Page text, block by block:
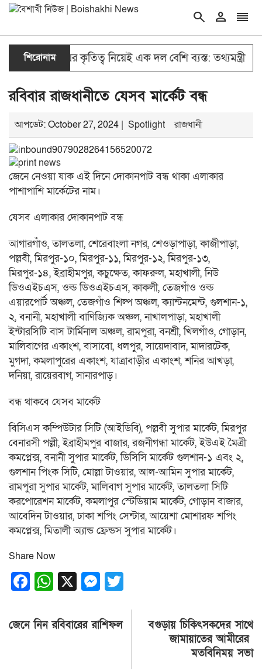
search person reorder
শিরোনাম
double_arrowজুলাইয়ের কৃতিত্ব নিয়েই এক দল বেশি ব্যস্ত: তথ্যমন্ত্রী double_arrow
রবিবার রাজধানীতে যেসব মার্কেট বন্ধ
আপডেট: October 27, 2024 | Spotlight রাজধানী
জেনে নেওয়া যাক এই দিনে দোকানপাট বন্ধ থাকা এলাকার
পাশাপাশি মার্কেটের নাম।
যেসব এলাকার দোকানপাট বন্ধ
আগারগাঁও, তালতলা, শেরেবাংলা নগর, শেওড়াপাড়া, কাজীপাড়া,
পল্লবী, মিরপুর-১০, মিরপুর-১১, মিরপুর-১২, মিরপুর-১৩,
মিরপুর-১৪, ইব্রাহীমপুর, কচুক্ষেত, কাফরুল, মহাখালী, নিউ
ডিওএইচএস, ওল্ড ডিওএইচএস, কাকলী, তেজগাঁও ওল্ড
এয়ারপোর্ট অঞ্চল, তেজগাঁও শিল্প অঞ্চল, ক্যান্টনমেন্ট, গুলশান-১,
২, বনানী, মহাখালী বাণিজ্যিক অঞ্চল, নাখালপাড়া, মহাখালী
ইন্টারসিটি বাস টার্মিনাল অঞ্চল, রামপুরা, বনশ্রী, খিলগাঁও, গোড়ান,
মালিবাগের একাংশ, বাসাবো, ধলপুর, সায়েদাবাদ, মাদারটেক,
মুগদা, কমলাপুরের একাংশ, যাত্রাবাড়ীর একাংশ, শনির আখড়া,
দনিয়া, রায়েরবাগ, সানারপাড়।
বন্ধ থাকবে যেসব মার্কেট
বিসিএস কম্পিউটার সিটি (আইডিবি), পল্লবী সুপার মার্কেট, মিরপুর
বেনারসী পল্লী, ইব্রাহীমপুর বাজার, রজনীগন্ধা মার্কেট, ইউএই মৈত্রী
কমপ্লেক্স, বনানী সুপার মার্কেট, ডিসিসি মার্কেট গুলশান-১ এবং ২,
গুলশান পিংক সিটি, মোল্লা টাওয়ার, আল-আমিন সুপার মার্কেট,
রামপুরা সুপার মার্কেট, মালিবাগ সুপার মার্কেট, তালতলা সিটি
করপোরেশন মার্কেট, কমলাপুর স্টেডিয়াম মার্কেট, গোড়ান বাজার,
আবেদিন টাওয়ার, ঢাকা শপিং সেন্টার, আয়েশা মোশারফ শপিং
কমপ্লেক্স, মিতালী অ্যান্ড ফ্রেন্ডস সুপার মার্কেট।
Share Now
Facebook
WhatsApp
X Messenger
Post
জেনে নিন রবিবারের রাশিফল
বগুড়ায় চিকিৎসকদের সাথে
জামায়াতের আমীরের
মতবিনিময় সভা